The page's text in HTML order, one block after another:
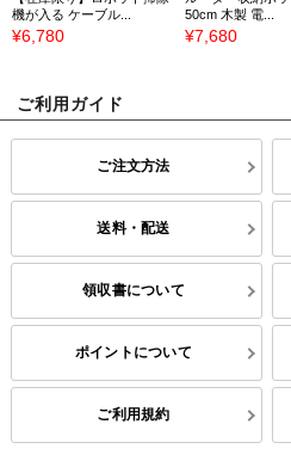
機が入る ケーブル...
¥6,780
50cm 木製 電...
¥7,680
ご利用ガイド
ご注文方法
送料・配送
領収書について
ポイントについて
ご利用規約